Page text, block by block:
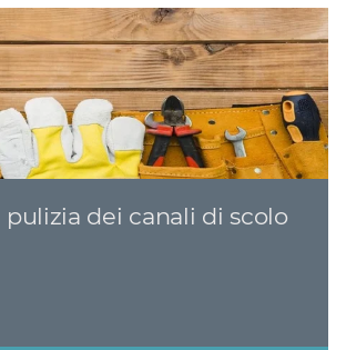
pulizia dei canali di scolo